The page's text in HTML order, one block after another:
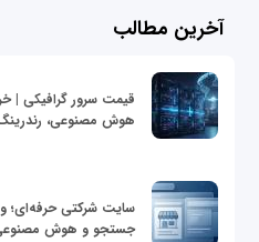
آخرین مطالب
هوش مصنوعی،
سایت شرکتی حرفه‌ای؛
جستجو و هوش